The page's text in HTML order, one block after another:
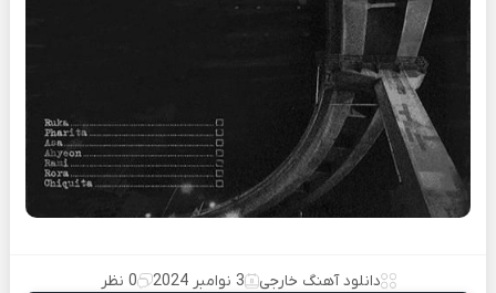
دانلود آهنگ خارجی 3 نوامبر 2024
0 نظر